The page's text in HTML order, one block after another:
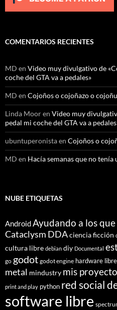
COMENTARIOS RECIENTES
MD en Video muy divulgativo de
coche del GTA va a pedales»
MD en Cojoños o cojoñazo o
Linda Mooren Video muy
pedal mi coche del GTA va a
ubuntuperonistaen Cojoños o
MD en Hacía semanas que no
NUBE ETIQUETAS
AndroidAyudando a los
Cataclysm DDAciencia ficción
cultura libre debian diy Documental
go godot godot engine hardware libre
metal mindustry mis
print and play python red social
software libre